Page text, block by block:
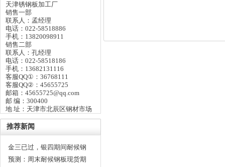
天津锈钢板加工厂
销售一部
联系人：孟经理
电话：022-58518886
手机：13820098911
销售二部
联系人：孔经理
电话：022-58518186
手机：13682131116
客服QQ①：36768111
客服QQ②：45655725
邮箱：45655725@qq.com
邮 编：300400
地 址：天津市北辰区钢材市场
推荐新闻
金三已过，银四期间耐候钢
板…
预测：周末耐候钢板现货期